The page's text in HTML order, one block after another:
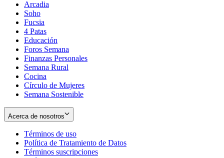
Arcadia
Soho
in
new
window
Fucsia
in
new
window
4 Patas
Educación
Foros Semana
Finanzas Personales
Semana Rural
Cocina
Círculo de Mujeres
Semana Sostenible
Acerca de nosotros
Términos de uso
in
new
Política de Tratamiento de Datos
Términos suscripciones